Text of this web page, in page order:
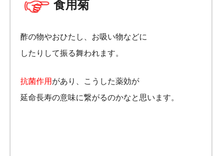
食用菊
酢の物やおひたし、お吸い物などに
したりして振る舞われます。
抗菌作用 があり、こうした薬効が
延命長寿の意味に繋がるのかなと思います。